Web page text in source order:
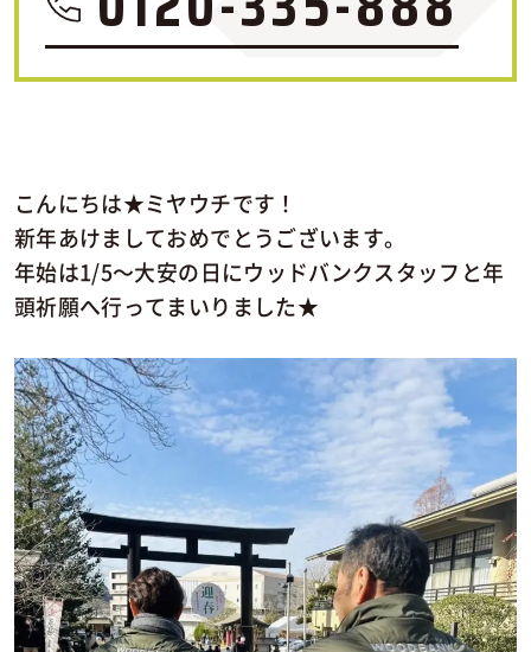
こんにちは★ミヤウチです！
新年あけましておめでとうございます。
年始は1/5～大安の日にウッドバンクスタッフと年
頭祈願へ行ってまいりました★